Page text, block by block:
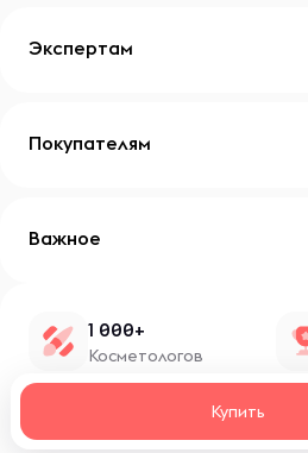
Купить
Экспертам
Покупателям
Важное
1 000+
Косметологов